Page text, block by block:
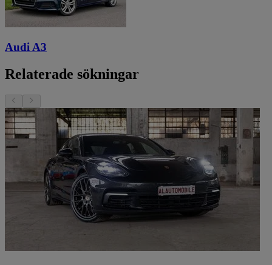
Audi A3
Relaterade sökningar